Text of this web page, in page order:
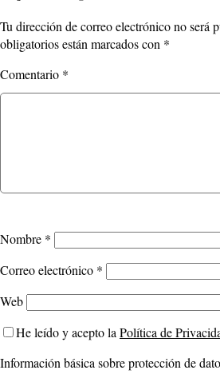
Tu dirección de correo electrónico no será
obligatorios están marcados con *
Comentario *
Nombre *
Correo electrónico *
Web
He leído y acepto la Política de
Información básica sobre protección de